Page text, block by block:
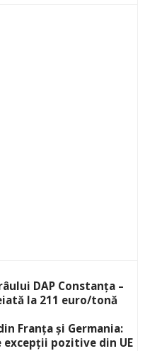
DAP Constanța –
la 211 euro/tonă
Franța și Germania:
excepții pozitive din UE